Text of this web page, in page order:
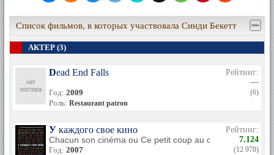
Список фильмов, в которых участвовала Синди Бекетт
АКТЕР (3)
Dead End Falls
Год: 2009
Роль: Restaurant patron
Рейтинг:
—
(6)
У каждого свое кино
Chacun son cinéma ou Ce petit coup au coeur quand la
Год: 2007
Рейтинг:
7.124
(12 978)